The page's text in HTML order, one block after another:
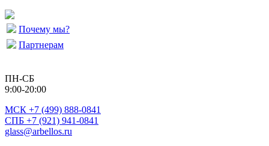
Почему мы?
Партнерам
ПН-СБ
9:00-20:00
МСК +7 (499) 888-0841
СПБ +7 (921) 941-0841
glass@arbellos.ru